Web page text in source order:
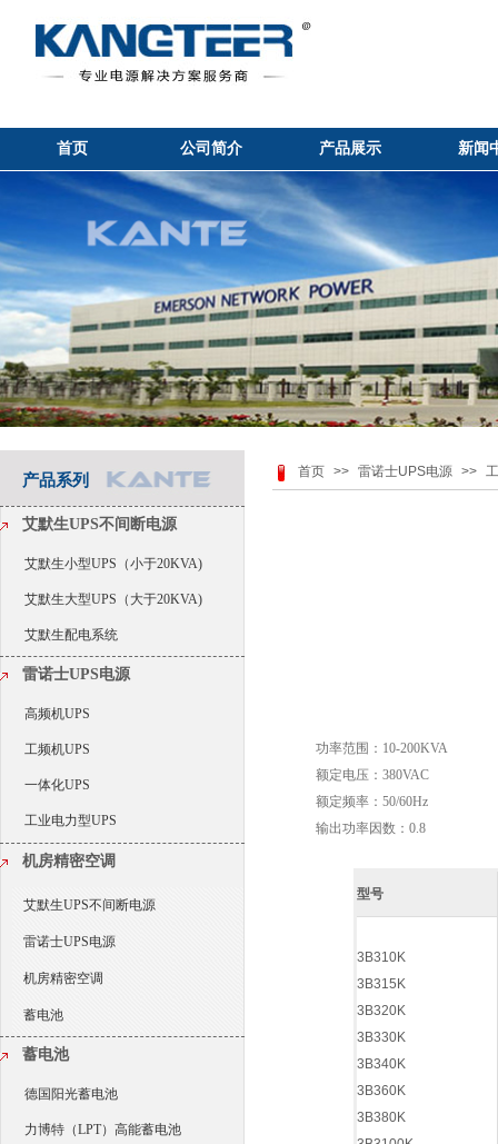
首页 公司简介 产品展示 新闻
机房精密空调
高频机UPS
工频机UPS
一体化UPS
工业电力型UPS
雷诺士UPS电源
艾默生UPS不间断电源
雷诺士UPS电源
机房精密空调
蓄电池
蓄电池
德国阳光蓄电池
力博特（LPT）高能蓄电池
首页 >> 雷诺士UPS电源 >>
产品系列
艾默生UPS不间断电源
功率范围：10-200KVA
额定电压：380VAC
额定频率：50/60Hz
输出功率因数：0.8
型号
3B310K
3B315K
3B320K
3B330K
3B340K
3B360K
3B380K
艾默生小型UPS（小于20KVA)
艾默生大型UPS（大于20KVA)
艾默生配电系统